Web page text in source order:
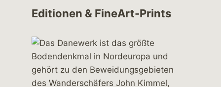
Editionen & FineArt-Prints